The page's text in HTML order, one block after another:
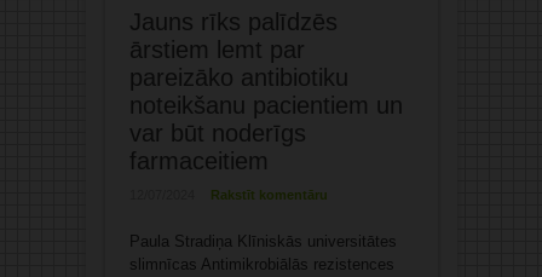
Jauns rīks palīdzēs
ārstiem lemt par
pareizāko antibiotiku
noteikšanu pacientiem un
var būt noderīgs
farmaceitiem
Rakstīt komentāru
Paula Stradiņa Klīniskās universitātes
slimnīcas Antimikrobiālās rezistences